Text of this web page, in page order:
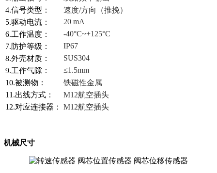
4.信号类型：
速度/方向（推挽）
5.驱动电流：
20 mA
6.工作温度：
-40°C~+125°C
7.防护等级：
IP67
8.外壳材质：
SUS304
9.工作气隙：
≤1.5mm
10.被测物：
铁磁性金属
11.出线方式：
M12航空插头
12.对应连接器：
M12航空插头
机械尺寸